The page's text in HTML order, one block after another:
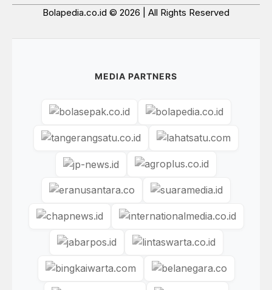
Bolapedia.co.id © 2026 | All Rights Reserved
MEDIA PARTNERS